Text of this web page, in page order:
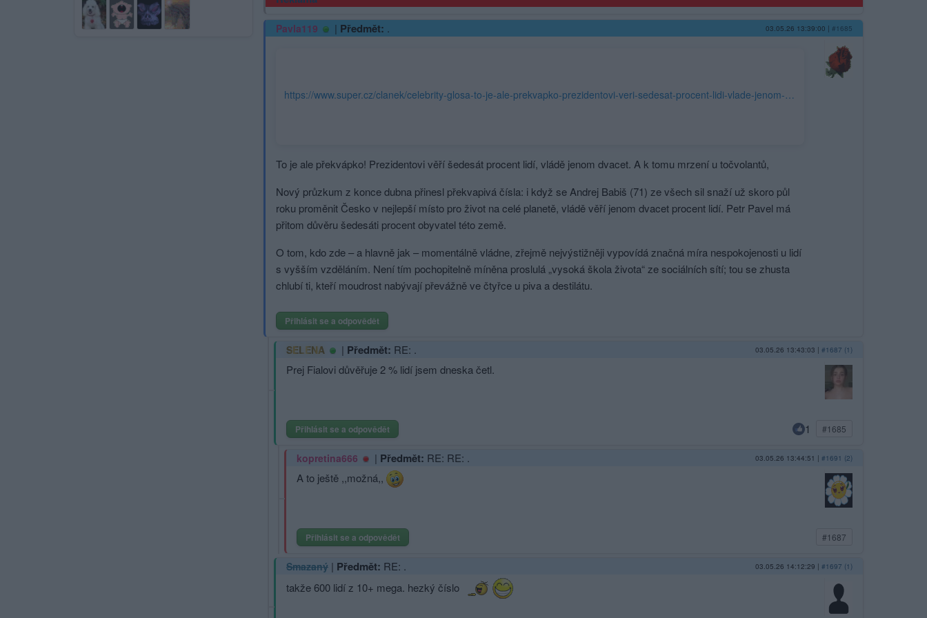
Pavla119 | Předmět: . 03.05.26 13:39:00 | #1685
https://www.super.cz/clanek/celebrity-glosa-to-je-ale-prekvapko-prezidentovi-veri-sedesat-procent-lidi-vlade-jenom-dvacet-a-k-tomu-mrzeni-u-tocvolantu-1524273#source=hp&seq_no=1&dop_ab_variant=0&dop_source_zone_name=super.sznhp.box&utm_campaign=&utm_medium=z-boxiku&utm_source=www.seznam.cz
To je ale překvápko! Prezidentovi věří šedesát procent lidí, vládě jenom dvacet. A k tomu mrzení u točvolantů,
Nový průzkum z konce dubna přinesl překvapivá čísla: i když se Andrej Babiš (71) ze všech sil snaží už skoro půl
roku proměnit Česko v nejlepší místo pro život na celé planetě, vládě věří jenom dvacet procent lidí. Petr Pavel má
přitom důvěru šedesáti procent obyvatel této země.
O tom, kdo zde – a hlavně jak – momentálně vládne, zřejmě nejvýstižněji vypovídá značná míra nespokojenosti u lidí
s vyšším vzděláním. Není tím pochopitelně míněna proslulá „vysoká škola života“ ze sociálních sítí; tou se zhusta
chlubí ti, kteří moudrost nabývají převážně ve čtyřce u piva a destilátu.
Přihlásit se a odpovědět
SELENA | Předmět: RE: . 03.05.26 13:43:03 | #1687 (1)
Prej Fialovi důvěřuje 2 % lidí jsem dneska četl.
Přihlásit se a odpovědět 1 #1685
kopretina666 | Předmět: RE: RE: . 03.05.26 13:44:51 | #1691 (2)
A to ještě ,,možná,,
Přihlásit se a odpovědět #1687
Smazaný | Předmět: RE: . 03.05.26 14:12:29 | #1697 (1)
takže 600 lidí z 10+ mega. hezký číslo